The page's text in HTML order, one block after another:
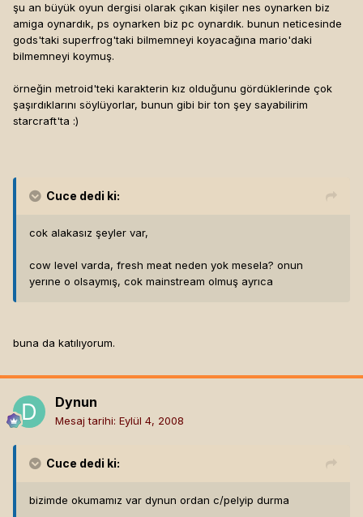
şu an büyük oyun dergisi olarak çıkan kişiler nes oynarken biz
amiga oynardık, ps oynarken biz pc oynardık. bunun neticesinde
gods'taki superfrog'taki bilmemneyi koyacağına mario'daki
bilmemneyi koymuş.
örneğin metroid'teki karakterin kız olduğunu gördüklerinde çok
şaşırdıklarını söylüyorlar, bunun gibi bir ton şey sayabilirim
starcraft'ta :)
Cuce dedi ki:
cok alakasız şeyler var,
cow level varda, fresh meat neden yok mesela? onun
yerıne o olsaymış, cok mainstream olmuş ayrıca
buna da katılıyorum.
Dynun
Mesaj tarihi: Eylül 4, 2008
Cuce dedi ki:
bizimde okumamız var dynun ordan c/pelyip durma